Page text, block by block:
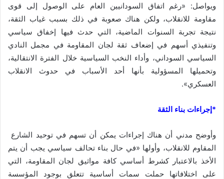
ويواصل: «رغم اتفاق السودانيين العام على الوصول إلى قوى
مقاومة للانقلاب، ولكن هناك صعوبة في ذلك بسبب غياب الثقة،
نتيجة تجربة السنوات الماضية، التي حدث فيها إخفاق سياسي
وتنفيذي أسهم في إضعاف ثقة لجان المقاومة في مجمل النادي
السياسي السوداني، وأداء النخب السياسية خلال الفترة الانتقالية،
وتحميلها المسؤولية بأنها أحد الأسباب في حدوث الانقلاب
العسكري».
*إجراءات بناء الثقة
وأوضح مدني أن هناك إجراءات يمكن أن تسهم في توحيد الشارع
المقاوم للانقلاب، وأولها «في حال بناء تحالف سياسي يجب أن يتم
الأخذ بالاعتبار كشرط أساسي كافة مواثيق لجان المقاومة، التي
على اختلافاتها حملت سمات أساسية تتعلق بوجود المؤسسة